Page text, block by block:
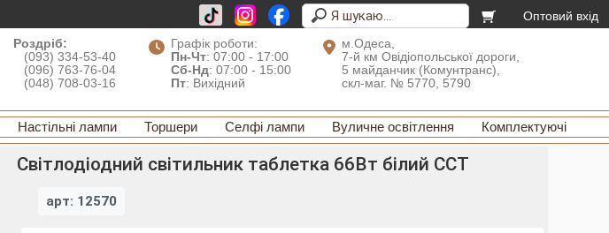
Оптовий вхід
Роздріб:
(093) 334-53-40
(096) 763-76-04
(048) 708-03-16
Графік роботи:
Пн-Чт: 07:00 - 17:00
Сб-Нд: 07:00 - 15:00
Пт: Вихідний
м.Одеса,
7-й км Овідіопольської дороги,
5 майданчик (Комунтранс),
скл-маг. № 5770, 5790
Настільні лампи Торшери Селфі лампи Вуличне освітлення Комплектуючі
Світлодіодний світильник таблетка 66Вт білий CCT
арт: 12570